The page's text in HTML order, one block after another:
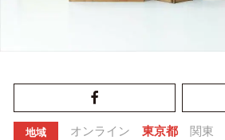
地域 オンライン 東京都 関東